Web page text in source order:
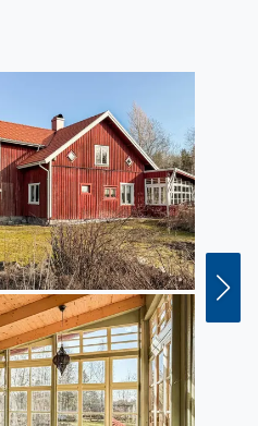
schweifen, frühstücken Sie
einfach die Seele
seenreiche Landschaft bei
oder entspannten
Gewässern der Region
charmante Zentrum von
und Cafés oder
zum Naturreservat
Wäldern und idyllischen
Stunden beim Baden
Seen oder
der Grenzregion